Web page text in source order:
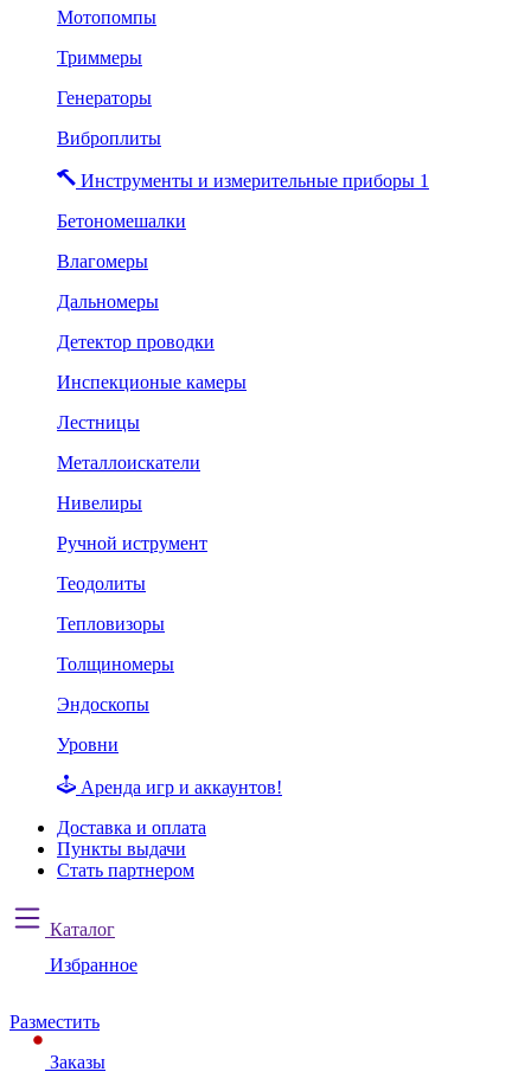
Мотопомпы
Триммеры
Генераторы
Виброплиты
Инструменты и измерительные приборы 1
Бетономешалки
Влагомеры
Дальномеры
Детектор проводки
Инспекционые камеры
Лестницы
Металлоискатели
Нивелиры
Ручной иструмент
Теодолиты
Тепловизоры
Толщиномеры
Эндоскопы
Уровни
Аренда игр и аккаунтов!
Доставка и оплата
Пункты выдачи
Стать партнером
Каталог
Избранное
Разместить
Заказы